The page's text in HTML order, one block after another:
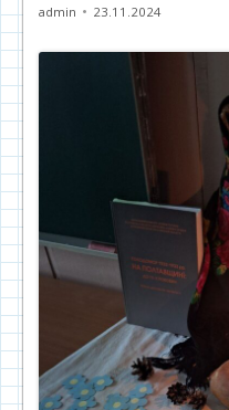
Автор
admin Опубліковано
23.11.2024